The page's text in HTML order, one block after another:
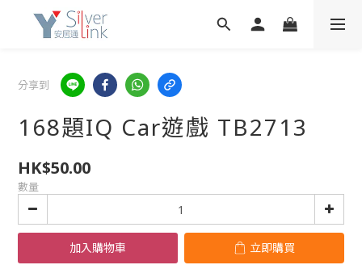
分享到
168題IQ Car遊戲 TB2713
HK$50.00
數量
加入購物車 立即購買